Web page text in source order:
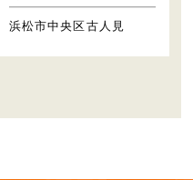
浜松市中央区古人見